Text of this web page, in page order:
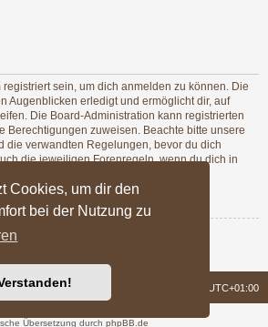
Cookies, um dir den
bei der Nutzung zu
registriert sein, um dich anmelden zu können. Die
Augenblicken erledigt und ermöglicht dir, auf
Die Board-Administration kann registrierten
Berechtigungen zuweisen. Beachte bitte unsere
die verwandten Regelungen, bevor du dich
die jeweiligen Forenregeln, wenn du dich in
Datenschutzerklärung
UTC+01:00
Übersetzung durch phpBB.de